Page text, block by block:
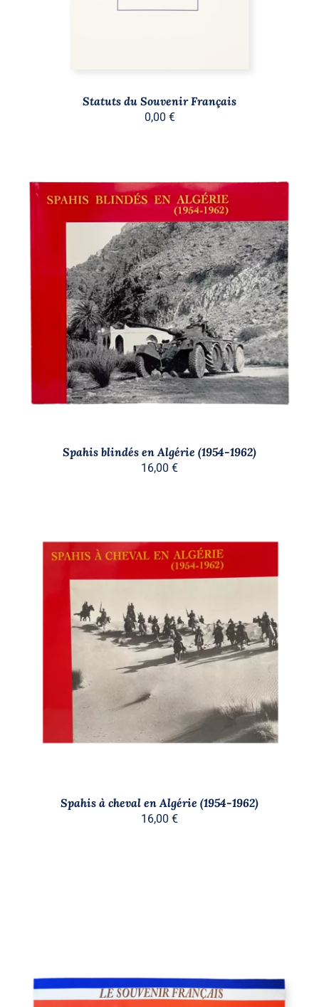
Statuts du Souvenir Français
0,00 €
AJOUTER AU PANIER
/
DÉTAILS
Spahis blindés en Algérie (1954-1962)
16,00 €
AJOUTER AU PANIER
/
Spahis à cheval en Algérie (1954-1962)
16,00 €
AJOUTER AU PANIER
/